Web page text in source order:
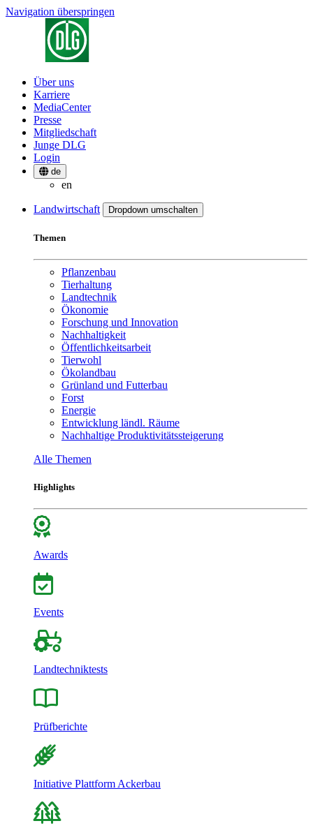
Navigation überspringen
Über uns
Karriere
MediaCenter
Presse
Mitgliedschaft
Junge DLG
Login
de
en
Landwirtschaft Dropdown umschalten
Themen
Pflanzenbau
Tierhaltung
Landtechnik
Ökonomie
Forschung und Innovation
Nachhaltigkeit
Öffentlichkeitsarbeit
Tierwohl
Ökolandbau
Grünland und Futterbau
Forst
Energie
Entwicklung ländl. Räume
Nachhaltige Produktivitätssteigerung
Alle Themen
Highlights
Awards
Events
Landtechniktests
Prüfberichte
Initiative Plattform Ackerbau